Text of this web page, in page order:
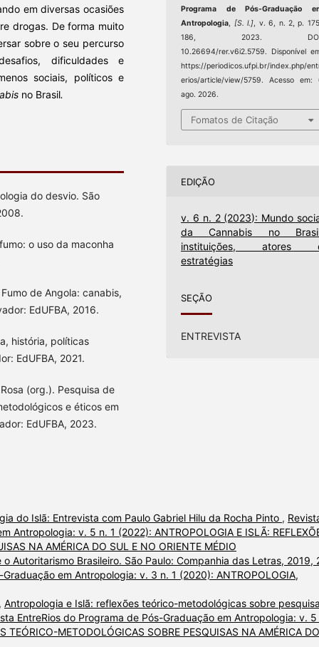
em diversas ocasiões
drogas. De forma muito
sobre o seu percurso
dificuldades e
sociais, políticos e
no Brasil.
do desvio. São
o uso da maconha
de Angola: canabis,
EdUFBA, 2016.
história, políticas
EdUFBA, 2021.
(org.). Pesquisa de
e éticos em
EdUFBA, 2023.
Programa de Pós-Graduação
Antropologia
[S. l.] , v. 6, n. 2, p.
186, 2023.
10.26694/rer.v6i2.5759. Disponível
https://periodicos.ufpi.br/index.php/
erios/article/view/5759. Acesso em:
ago. 2026.
Fomatos de Citação
EDIÇÃO
v. 6 n. 2 (2023): Mundo
da Cannabis no
instituições, atores
estratégias
SEÇÃO
ENTREVISTA
do Islã: Entrevista com Paulo Gabriel Hilu da Rocha Pinto ,
Antropologia: v. 5 n. 1 (2022): ANTROPOLOGIA E ISLÃ:
NA AMÉRICA DO SUL E NO ORIENTE MÉDIO
o Autoritarismo Brasileiro. São Paulo: Companhia das Letras, 2019,
em Antropologia: v. 3 n. 1 (2020): ANTROPOLOGIA,
Antropologia e Islã: reflexões teórico-metodológicas sobre
EntreRios do Programa de Pós-Graduação em Antropologia: v. 5
TEÓRICO-METODOLÓGICAS SOBRE PESQUISAS NA AMÉRICA DO